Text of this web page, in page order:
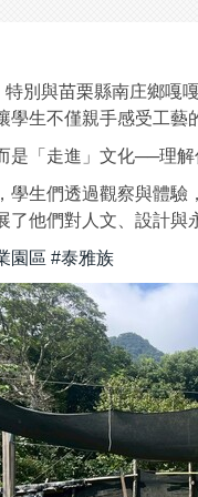
別與苗栗縣南庄鄉
生不僅親手感受工
「走進」文化──理
生們透過觀察與體
他們對人文、設計與
園區 #泰雅族